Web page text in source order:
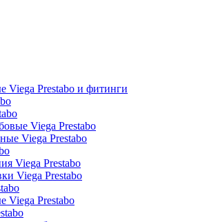
Viega Prestabo и фитинги
Viega Prestabo
Viega Prestabo
Viega Prestabo
Viega Prestabo
Viega Prestabo